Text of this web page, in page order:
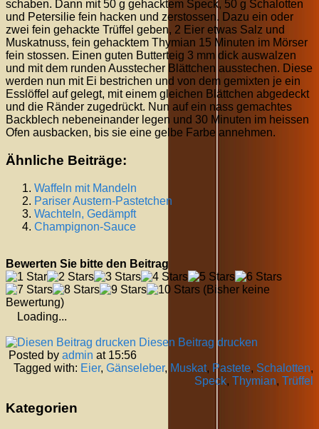
schaben. Dann mit 50 g gehacktem Speck, 50 g Schalotten
und Petersilie fein hacken und zerstossen. Dazu ein oder
zwei fein gehackte Trüffel geben, 2 Eier etwas Salz und
Muskatnuss, fein gehacktem Thymian 15 Minuten im Mörser
fein stossen. Einen guten Butterteig 3 mm dick auswalzen
und mit dem runden Ausstecher Blättchen ausstechen. Diese
werden nun mit Ei bestrichen und von dem gemixten je ein
Esslöffel auf gelegt, mit einem gleichen Blättchen abgedeckt
und die Ränder zugedrückt. Nun auf ein nass gemachtes
Backblech nebeneinander legen und 30 Minuten im heissen
Ofen ausbacken, bis sie eine gelbe Farbe annehmen.
Ähnliche Beiträge:
Waffeln mit Mandeln
Pariser Austern-Pastetchen
Wachteln, Gedämpft
Champignon-Sauce
Bewerten Sie bitte den Beitrag
(Bisher keine
Bewertung)
Loading...
Diesen Beitrag drucken
Posted by admin at 15:56
Tagged with: Eier, Gänseleber, Muskat, Pastete, Schalotten,
Speck, Thymian, Trüffel
Kategorien